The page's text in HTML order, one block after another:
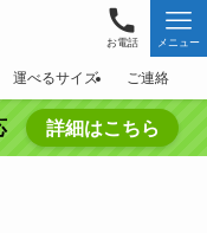
お電話 メニュー
運べるサイズ ご連絡
詳細はこちら